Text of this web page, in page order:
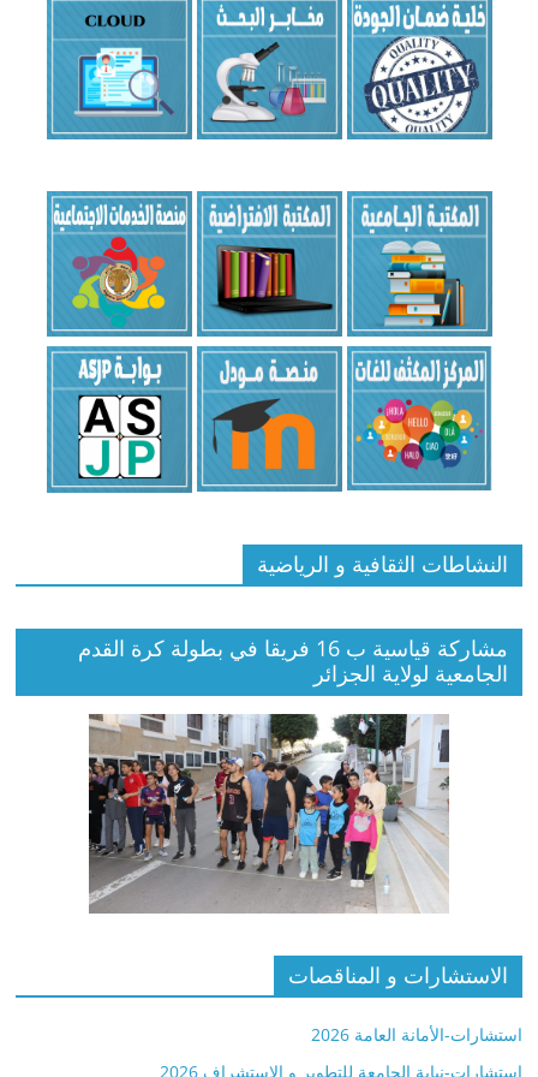
النشاطات الثقافية و الرياضية
مشاركة قياسية ب 16 فريقا في بطولة كرة القدم
الجامعية لولاية الجزائر
الاستشارات و المناقصات
استشارات-الأمانة العامة 2026
استشارات-نيابة الجامعة للتطوير و الاستشراف 2026